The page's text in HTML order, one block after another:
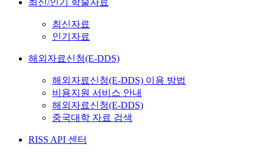
최신/인기 학술자료
최신자료
인기자료
해외자료신청(E-DDS)
해외자료신청(E-DDS) 이용 방법
비용지원 서비스 안내
해외자료신청(E-DDS)
중국대학 자료 검색
RISS API 센터